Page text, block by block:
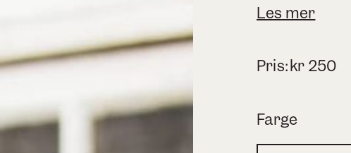
Les mer
Pris: kr 250
Farge